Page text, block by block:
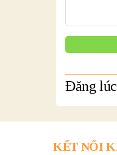
Đăng
KẾT NỐI